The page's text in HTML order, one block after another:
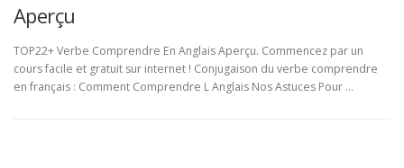
Aperçu
TOP22+ Verbe Comprendre En Anglais Aperçu. Commencez par un
cours facile et gratuit sur internet ! Conjugaison du verbe comprendre
en français : Comment Comprendre L Anglais Nos Astuces Pour …